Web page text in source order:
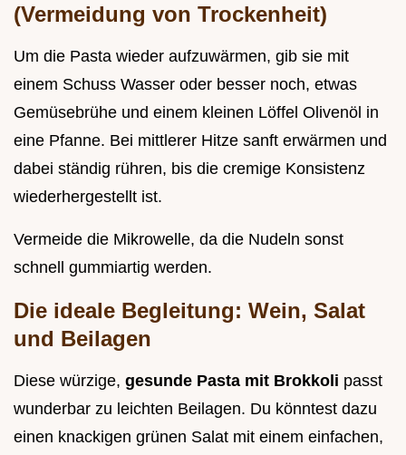
(Vermeidung von Trockenheit)
Um die Pasta wieder aufzuwärmen, gib sie mit
einem Schuss Wasser oder besser noch, etwas
Gemüsebrühe und einem kleinen Löffel Olivenöl in
eine Pfanne. Bei mittlerer Hitze sanft erwärmen und
dabei ständig rühren, bis die cremige Konsistenz
wiederhergestellt ist.
Vermeide die Mikrowelle, da die Nudeln sonst
schnell gummiartig werden.
Die ideale Begleitung: Wein, Salat
und Beilagen
Diese würzige, gesunde Pasta mit Brokkoli passt
wunderbar zu leichten Beilagen. Du könntest dazu
einen knackigen grünen Salat mit einem einfachen,